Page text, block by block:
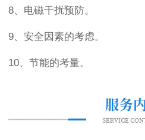
8、电磁干扰预防。
9、安全因素的考虑。
10、节能的考量。